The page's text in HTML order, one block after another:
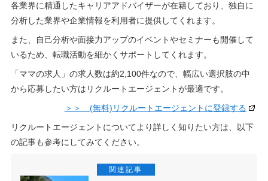
各業界に精通したキャリアアドバイザーが在籍しており、独自に
分析した業界や企業情報を利用者に提供してくれます。
また、自己分析や面接力アップのイベントやセミナーも開催して
いるため、転職活動を細かくサポートしてくれます。
「ママの求人」の求人数は約2,100件なので、幅広い選択肢の中
から応募したい方はリクルートエージェントが最適です。
＞＞ (無料)リクルートエージェントに登録する
リクルートエージェントについてより詳しく知りたい方は、以下
の記事も参考にしてみてください。